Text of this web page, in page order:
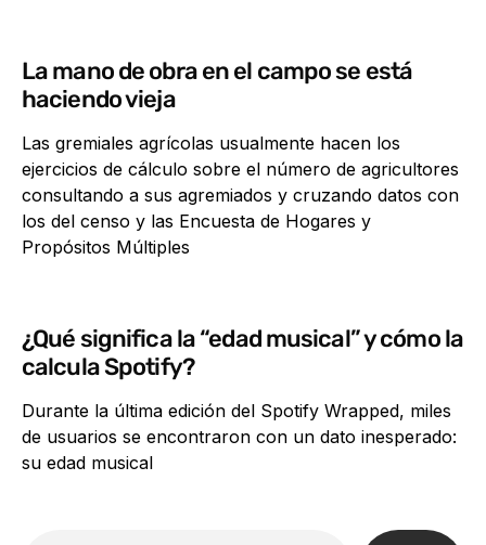
La mano de obra en el campo se está
haciendo vieja
Las gremiales agrícolas usualmente hacen los
ejercicios de cálculo sobre el número de agricultores
consultando a sus agremiados y cruzando datos con
los del censo y las Encuesta de Hogares y
Propósitos Múltiples
¿Qué significa la “edad musical” y cómo la
calcula Spotify?
Durante la última edición del Spotify Wrapped, miles
de usuarios se encontraron con un dato inesperado:
su edad musical